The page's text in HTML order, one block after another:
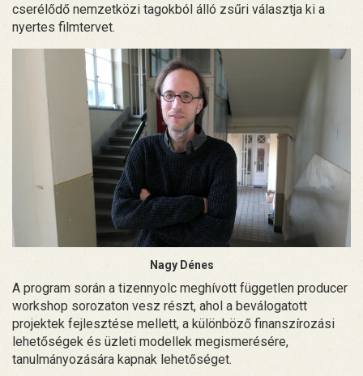
cserélődő nemzetközi tagokból álló zsűri választja ki a
nyertes filmtervet.
Nagy Dénes
A program során a tizennyolc meghívott független producer
workshop sorozaton vesz részt, ahol a beválogatott
projektek fejlesztése mellett, a különböző finanszírozási
lehetőségek és üzleti modellek megismerésére,
tanulmányozására kapnak lehetőséget.